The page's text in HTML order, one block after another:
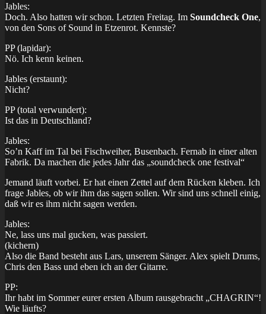
Jables:
Doch. Also hatten wir schon. Letzten Freitag. Im Soundcheck One,
von den Sons of Sound in Etzenrot. Kennste?
PP (lapidar):
Nö. Ich kenn keinen.
Jables (erstaunt):
Nicht?
PP (total verwundert):
Ist das in Deutschland?
Jables:
So’n Kaff im Tal bei Fischweiher, Busenbach. Fernab in einer alten
Fabrik. Da machen die jedes Jahr das „soundcheck one festival“
Jemand läuft vorbei. Er hat einen Zettel auf dem Rücken kleben. Ich
frage Jables, ob wir ihm das sagen sollen. Wir sind uns schnell einig,
daß wir es ihm nicht sagen werden.
Jables:
Ne, lass uns mal gucken, was passiert.
(kichern)
Also die Band besteht aus Lars, unserem Sänger. Alex spielt Drums,
Chris den Bass und eben ich an der Gitarre.
PP:
Ihr habt im Sommer eurer ersten Album rausgebracht „CHAGRIN“!
Wie läufts?